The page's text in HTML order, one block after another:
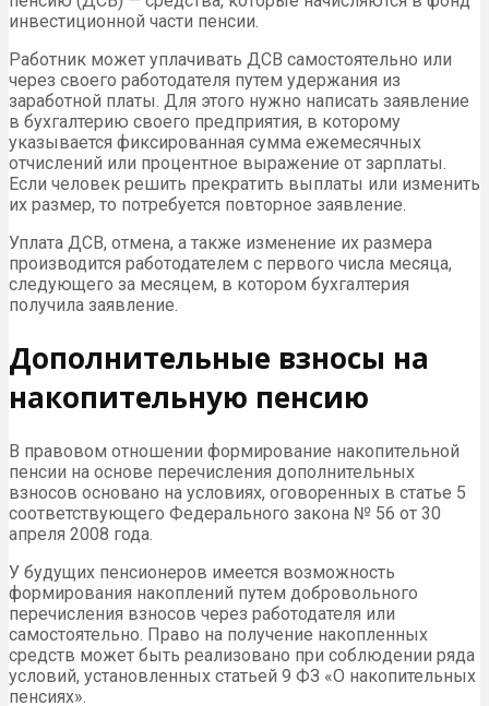
инвестиционной части пенсии.
Работник может уплачивать ДСВ самостоятельно или
через своего работодателя путем удержания из
заработной платы. Для этого нужно написать заявление
в бухгалтерию своего предприятия, в которому
указывается фиксированная сумма ежемесячных
отчислений или процентное выражение от зарплаты.
Если человек решить прекратить выплаты или изменить
их размер, то потребуется повторное заявление.
Уплата ДСВ, отмена, а также изменение их размера
производится работодателем с первого числа месяца,
следующего за месяцем, в котором бухгалтерия
получила заявление.
Дополнительные взносы на
накопительную пенсию
В правовом отношении формирование накопительной
пенсии на основе перечисления дополнительных
взносов основано на условиях, оговоренных в статье 5
соответствующего Федерального закона № 56 от 30
апреля 2008 года.
У будущих пенсионеров имеется возможность
формирования накоплений путем добровольного
перечисления взносов через работодателя или
самостоятельно. Право на получение накопленных
средств может быть реализовано при соблюдении ряда
условий, установленных статьей 9 ФЗ «О накопительных
пенсиях».